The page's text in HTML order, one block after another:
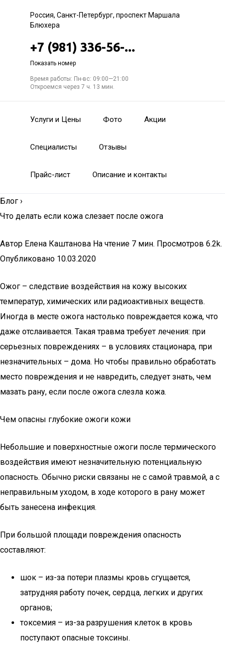
Россия, Санкт-Петербург, проспект Маршала
Блюхера
+7 (981) 336-56-...
Показать номер
Время работы: Пн-вс: 09:00—21:00
Откроемся через 7 ч. 13 мин.
Услуги и Цены Фото Акции
Специалисты Отзывы
Прайс-лист Описание и контакты
Блог ›
Что делать если кожа слезает после ожога
Автор Елена Каштанова На чтение 7 мин. Просмотров 6.2k.
Опубликовано 10.03.2020
Ожог – следствие воздействия на кожу высоких
температур, химических или радиоактивных веществ.
Иногда в месте ожога настолько повреждается кожа, что
даже отслаивается. Такая травма требует лечения: при
серьезных повреждениях – в условиях стационара, при
незначительных – дома. Но чтобы правильно обработать
место повреждения и не навредить, следует знать, чем
мазать рану, если после ожога слезла кожа.
Чем опасны глубокие ожоги кожи
Небольшие и поверхностные ожоги после термического
воздействия имеют незначительную потенциальную
опасность. Обычно риски связаны не с самой травмой, а с
неправильным уходом, в ходе которого в рану может
быть занесена инфекция.
При большой площади повреждения опасность
составляют:
шок – из-за потери плазмы кровь сгущается,
затрудняя работу почек, сердца, легких и других
органов;
токсемия – из-за разрушения клеток в кровь
поступают опасные токсины.